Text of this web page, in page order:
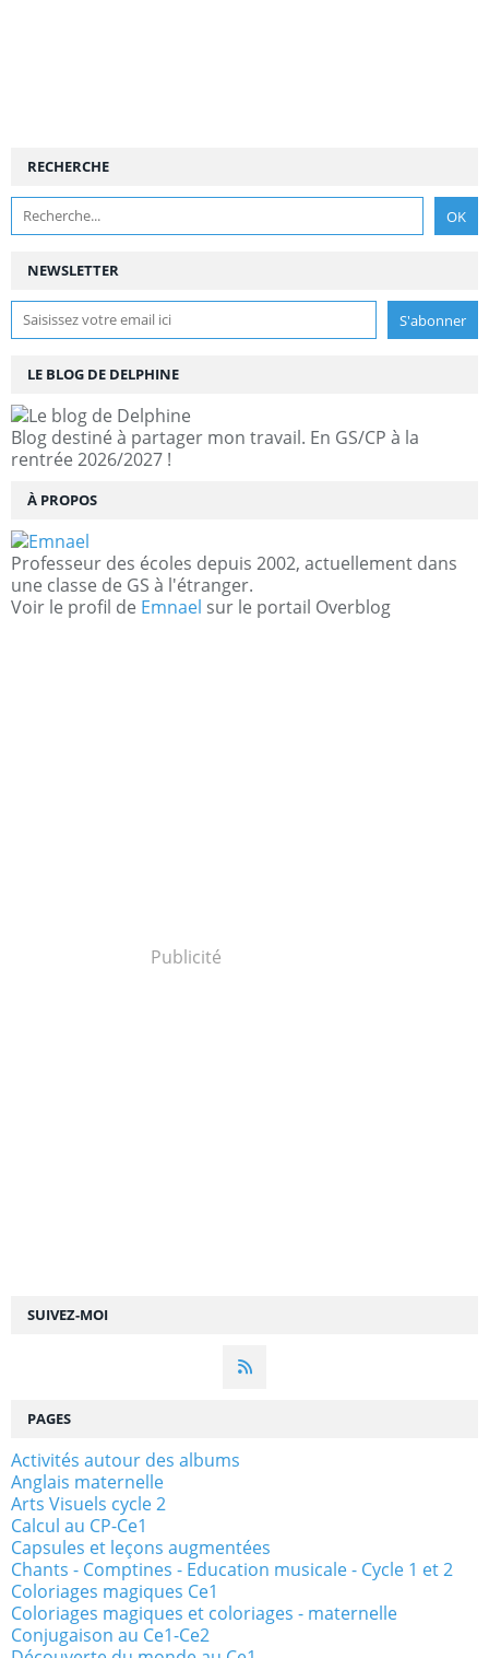
NEWSLETTER
SUIVEZ-MOI
RECHERCHE
LE BLOG DE DELPHINE
Blog destiné à partager mon travail. En GS/CP à la
rentrée 2026/2027 !
À PROPOS
Professeur des écoles depuis 2002, actuellement dans
une classe de GS à l'étranger.
Voir le profil de Emnael sur le portail Overblog
Publicité
PAGES
Activités autour des albums
Anglais maternelle
Arts Visuels cycle 2
Calcul au CP-Ce1
Capsules et leçons augmentées
Chants - Comptines - Education musicale - Cycle 1 et 2
Coloriages magiques Ce1
Coloriages magiques et coloriages - maternelle
Conjugaison au Ce1-Ce2